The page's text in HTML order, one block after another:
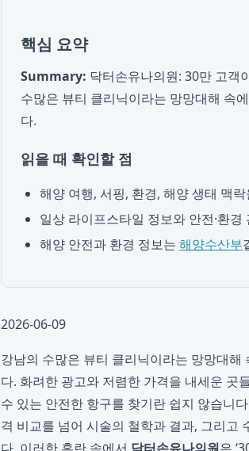
핵심 요약
Summary: 닥터손유나의원: 30만 고객
수많은 뷰티 클리닉이라는 망망대해 속
다.
읽을 때 확인할 점
해양 여행, 서핑, 환경, 해양 생태 맥
일상 라이프스타일 정보와 안전·환
해양 안전과 환경 정보는 해양수산부
2026-06-09
강남의 수많은 뷰티 클리닉이라는 망망대
다. 화려한 광고와 저렴한 가격을 내세운 곳
수 있는 안전한 항구를 찾기란 쉽지 않습니
격 비교를 넘어 시술의 철학과 결과, 그리고